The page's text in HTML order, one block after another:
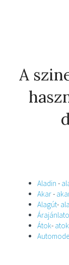
A
Aladin -
Akar-
Alagút-
Átok-